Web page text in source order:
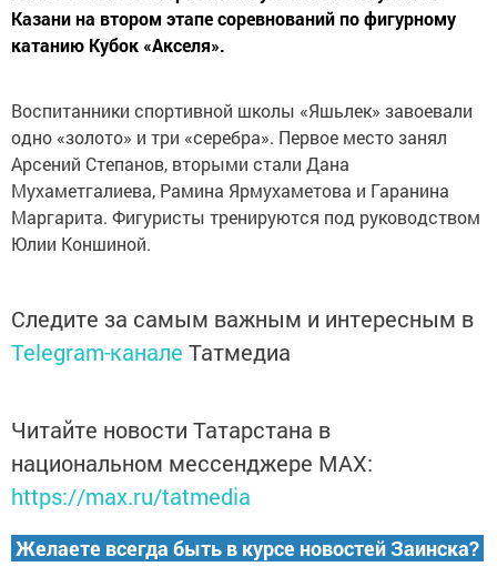
Казани на втором этапе соревнований по фигурному
катанию Кубок «Акселя».
Воспитанники спортивной школы «Яшьлек» завоевали
одно «золото» и три «серебра». Первое место занял
Арсений Степанов, вторыми стали Дана
Мухаметгалиева, Рамина Ярмухаметова и Гаранина
Маргарита. Фигуристы тренируются под руководством
Юлии Коншиной.
Следите за самым важным и интересным в
Telegram-канале Татмедиа
Читайте новости Татарстана в
национальном мессенджере MАХ:
https://max.ru/tatmedia
Желаете всегда быть в курсе новостей Заинска?